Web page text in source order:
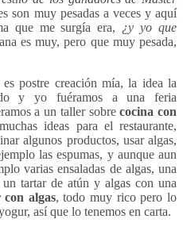
son muy pesadas a veces y aquí
que me surgía era, ¿y yo que
es muy, pero que muy pesada,
postre creación mía, la idea la
y yo fuéramos a una feria
a un taller sobrecocina con
ideas para el restaurante,
algunos productos, usar algas,
las espumas, y aunque aun
varias ensaladas de algas, una
tartar de atún y algas con una
con algas, todo muy rico pero lo
así que lo tenemos en carta.